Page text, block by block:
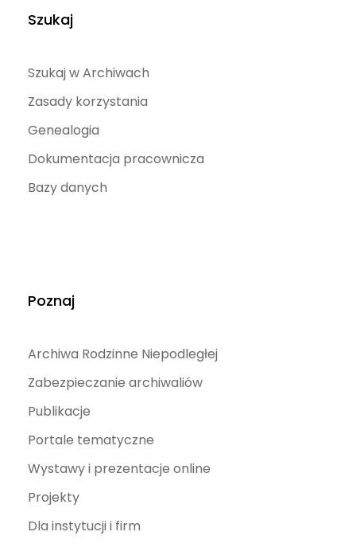
Szukaj
Szukaj w Archiwach
Zasady korzystania
Genealogia
Dokumentacja pracownicza
Bazy danych
Poznaj
Archiwa Rodzinne Niepodległej
Zabezpieczanie archiwaliów
Publikacje
Portale tematyczne
Wystawy i prezentacje online
Projekty
Dla instytucji i firm